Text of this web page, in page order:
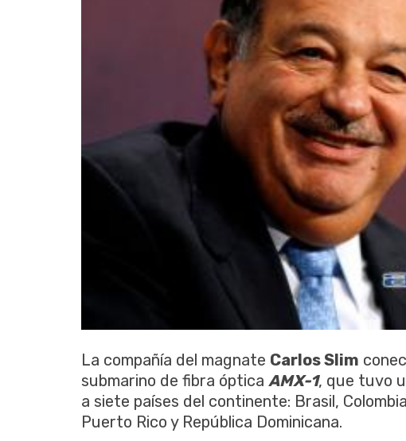
La compañía del magnate Carlos Slim
submarino de fibra óptica AMX-1, que tuvo
a siete países del continente: Brasil,
Puerto Rico y República Dominicana.